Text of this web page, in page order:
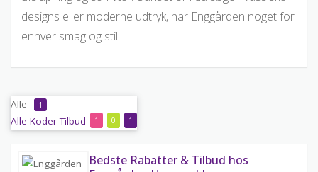
designs eller moderne udtryk, har Enggården noget for
enhver smag og stil.
Alle 1
Alle 1
Koder 0
Tilbud 1
Bedste Rabatter & Tilbud hos